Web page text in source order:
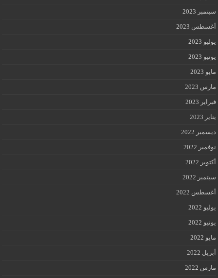
سبتمبر 2023
أغسطس 2023
يوليو 2023
يونيو 2023
مايو 2023
مارس 2023
فبراير 2023
يناير 2023
ديسمبر 2022
نوفمبر 2022
أكتوبر 2022
سبتمبر 2022
أغسطس 2022
يوليو 2022
يونيو 2022
مايو 2022
أبريل 2022
مارس 2022